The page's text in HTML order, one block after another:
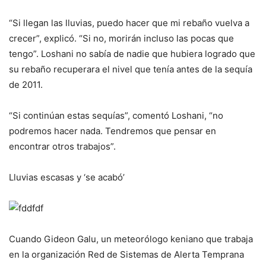
“Si llegan las lluvias, puedo hacer que mi rebaño vuelva a
crecer”, explicó. “Si no, morirán incluso las pocas que
tengo”. Loshani no sabía de nadie que hubiera logrado que
su rebaño recuperara el nivel que tenía antes de la sequía
de 2011.
“Si continúan estas sequías”, comentó Loshani, “no
podremos hacer nada. Tendremos que pensar en
encontrar otros trabajos”.
Lluvias escasas y ‘se acabó’
Cuando Gideon Galu, un meteorólogo keniano que trabaja
en la organización Red de Sistemas de Alerta Temprana